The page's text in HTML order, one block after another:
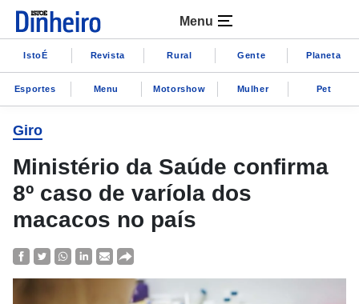
Menu
IstoÉ Revista Rural Gente Planeta
Esportes Menu Motorshow Mulher Pet
Giro
Ministério da Saúde confirma
8º caso de varíola dos
macacos no país